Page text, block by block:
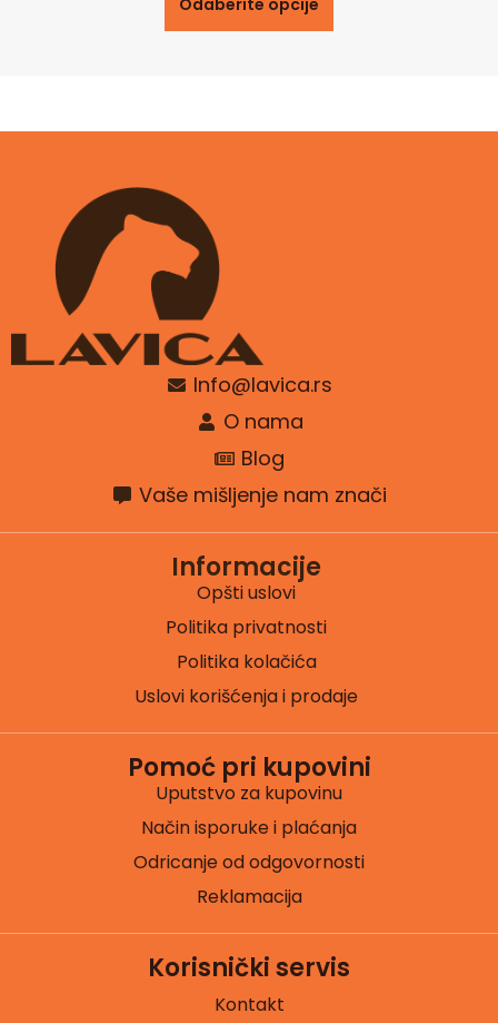
Odaberite opcije
Info@lavica.rs
O nama
Blog
Vaše mišljenje nam znači
Informacije
Opšti uslovi
Politika privatnosti
Politika kolačića
Uslovi korišćenja i prodaje
Pomoć pri kupovini
Uputstvo za kupovinu
Način isporuke i plaćanja
Odricanje od odgovornosti
Reklamacija
Korisnički servis
Kontakt